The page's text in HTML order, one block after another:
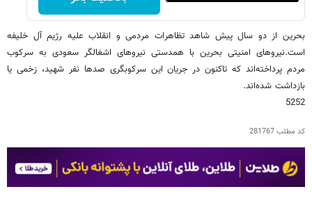
بحرین از دو سال پیش شاهد تظاهرات مردمی و انقلاب علیه رژیم آل خلیفه
است.نیروهای امنیتی بحرین با همدستی نیروهای اشغالگر سعودی به سرکوب
مردم پرداخته‌اند که تاکنون در جریان این سرکوبگری صد‌ها نفر شهید، زخمی یا
بازداشت شده‌اند.
5252
کد مطلب281767